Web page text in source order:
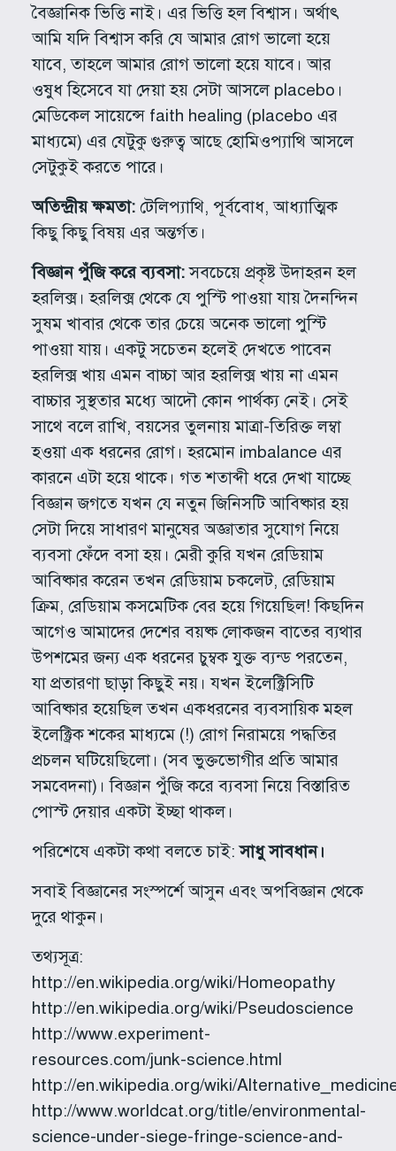
বৈজ্ঞানিক ভিত্তি নাই। এর ভিত্তি হল বিশ্বাস। অর্থাৎ
আমি যদি বিশ্বাস করি যে আমার রোগ ভালো হয়ে
যাবে, তাহলে আমার রোগ ভালো হয়ে যাবে। আর
ওষুধ হিসেবে যা দেয়া হয় সেটা আসলে placebo।
মেডিকেল সায়েন্সে faith healing (placebo এর
মাধ্যমে) এর যেটুকু গুরুত্ব আছে হোমিওপ্যাথি আসলে
সেটুকুই করতে পারে।
অতিন্দ্রীয় ক্ষমতা:টেলিপ্যাথি, পূর্ববোধ, আধ্যাত্মিক
কিছু কিছু বিষয় এর অন্তর্গত।
বিজ্ঞান পুঁজি করে ব্যবসা:সবচেয়ে প্রকৃষ্ট উদাহরন হল
হরলিক্স। হরলিক্স থেকে যে পুস্টি পাওয়া যায় দৈনন্দিন
সুষম খাবার থেকে তার চেয়ে অনেক ভালো পুস্টি
পাওয়া যায়। একটু সচেতন হলেই দেখতে পাবেন
হরলিক্স খায় এমন বাচ্চা আর হরলিক্স খায় না এমন
বাচ্চার সুস্থতার মধ্যে আদৌ কোন পার্থক্য নেই। সেই
সাথে বলে রাখি, বয়সের তুলনায় মাত্রা-তিরিক্ত লম্বা
হওয়া এক ধরনের রোগ। হরমোন imbalance এর
কারনে এটা হয়ে থাকে। গত শতাব্দী ধরে দেখা যাচ্ছে
বিজ্ঞান জগতে যখন যে নতুন জিনিসটি আবিষ্কার হয়
সেটা দিয়ে সাধারণ মানুষের অজ্ঞাতার সুযোগ নিয়ে
ব্যবসা ফেঁদে বসা হয়। মেরী কুরি যখন রেডিয়াম
আবিষ্কার করেন তখন রেডিয়াম চকলেট, রেডিয়াম
ক্রিম, রেডিয়াম কসমেটিক বের হয়ে গিয়েছিল! কিছদিন
আগেও আমাদের দেশের বয়ষ্ক লোকজন বাতের ব্যথার
উপশমের জন্য এক ধরনের চুম্বক যুক্ত ব্যন্ড পরতেন,
যা প্রতারণা ছাড়া কিছুই নয়। যখন ইলেক্ট্রিসিটি
আবিষ্কার হয়েছিল তখন একধরনের ব্যবসায়িক মহল
ইলেক্ট্রিক শকের মাধ্যমে (!) রোগ নিরাময়ে পদ্ধতির
প্রচলন ঘটিয়েছিলো। (সব ভুক্তভোগীর প্রতি আমার
সমবেদনা)। বিজ্ঞান পুঁজি করে ব্যবসা নিয়ে বিস্তারিত
পোস্ট দেয়ার একটা ইচ্ছা থাকল।
পরিশেষে একটা কথা বলতে চাই:সাধু সাবধান।
সবাই বিজ্ঞানের সংস্পর্শে আসুন এবং অপবিজ্ঞান থেকে
দুরে থাকুন।
তথ্যসূত্র:
http://en.wikipedia.org/wiki/Homeopathy
http://en.wikipedia.org/wiki/Pseudoscience
http://www.experiment-
resources.com/junk-science.html
http://en.wikipedia.org/wiki/
http://www.worldcat.org/title/environmental-
science-under-siege-fringe-science-and-